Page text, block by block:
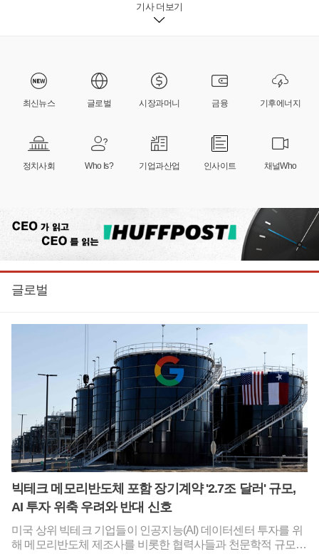
기사 더보기
최신뉴스 글로벌 시장과머니 금융 기후에너지
정치사회 Who Is? 기업과산업 인사이트 채널Who
글로벌
빅테크 메모리반도체 포함 장기계약 '2.7조 달러' 규모,
AI 투자 위축 우려와 반대 신호
미국 상위 빅테크 기업들이 인공지능(AI) 데이터센터 투자를 위
해 메모리반도체 제조사를 비롯한 협력사들과 천문학적 규모의